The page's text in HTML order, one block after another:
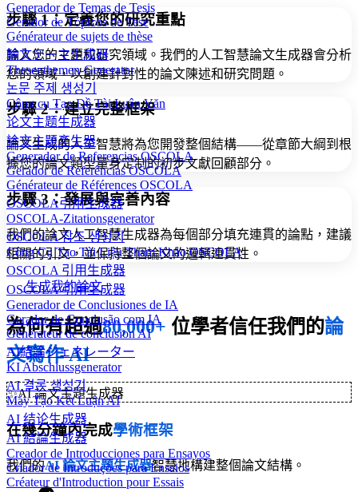
Generador de Temas de Tesis
Gerador de Tópicos de Tese
Générateur de sujets de thèse
論文テーマ生成器
Thesenthemen-Generator
논문 주제 생성기
Công cụ Tạo Đề Tài Luận Văn
论文主题生成器
論文主題產生器
Generador de Referencias OSCOLA
Gerador de Referências OSCOLA
Générateur de Références OSCOLA
OSCOLA引用生成器
OSCOLA-Zitationsgenerator
OSCOLA 참조 생성기
Công Cụ Tạo Tài Liệu Tham Khảo OSCOLA
OSCOLA 引用生成器
OSCOLA 引用生成器
Generador de Conclusiones de IA
Gerador de Conclusão com IA
Générateur de conclusion AI
AI結論ジェネレーター
KI Abschlussgenerator
AI 결론 생성기
Máy Tạo Kết Luận AI
AI 结论生成器
AI 結論生成器
Creador de Introducciones para Ensayos
Criador de Introduções para Ensaios
Créateur d'Introduction pour Essais
步驟 1：定義您的研究重點
輸入您的主題和研究領域。我們的人工智慧論文生成器會分析
您的領域，以創建針對性的論文陳述和研究問題。
步驟 2：建立完整框架
論文生成的人工智慧將為您開發整個結構——從章節大綱到根
據您的論文類型量身定制的初步文獻回顧部分。
步驟 3：發展與完善內容
我們的論文人工智慧生成器為每個部分填充連貫的論點，建議
相關的引文，並保持整個論文的邏輯連貫性。
生成我的論文
為何有超過80,000+ 位學者信任我們的論
文寫作 AI
✨AI 論文主題生成器
在幾分鐘內完成學術框架
我們的AI 論文主題生成器智慧地構建整個論文結構。